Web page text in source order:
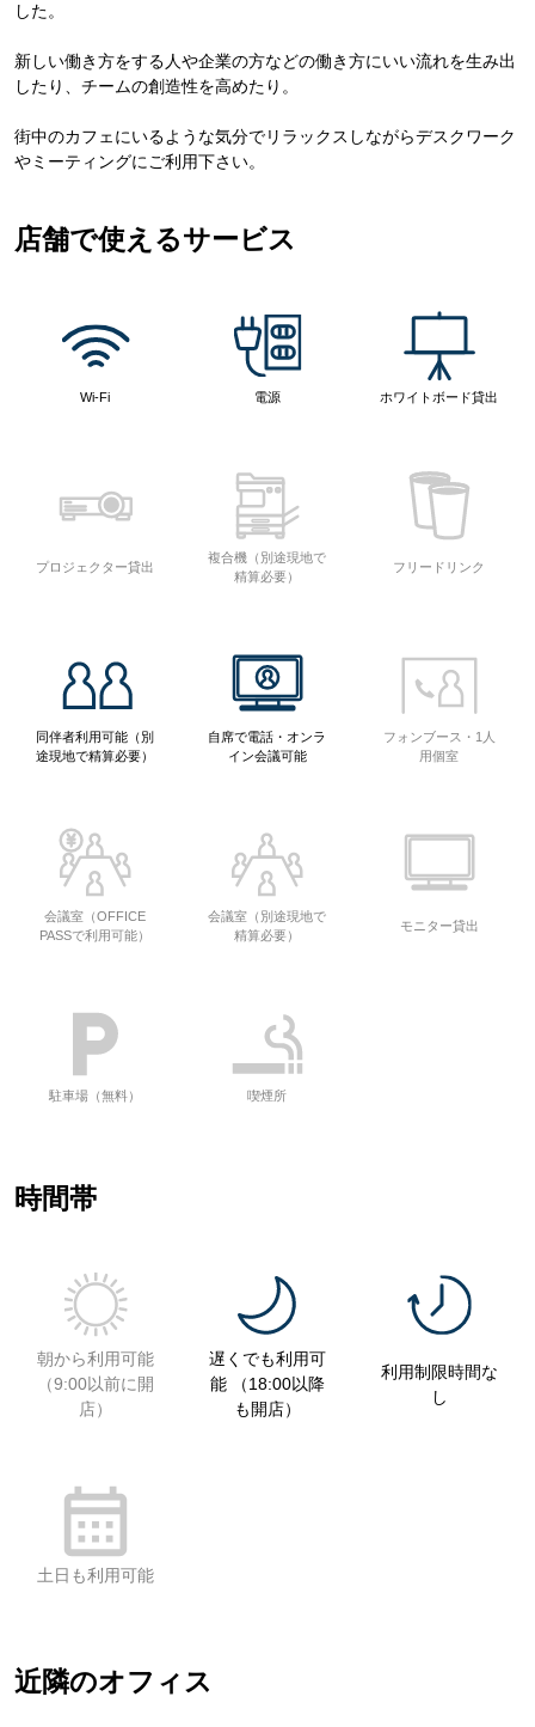
した。
新しい働き方をする人や企業の方などの働き方にいい流れを生み出
したり、チームの創造性を高めたり。
街中のカフェにいるような気分でリラックスしながらデスクワーク
やミーティングにご利用下さい。
店舗で使えるサービス
Wi-Fi 電源 ホワイトボード貸出
プロジェクター貸出
複合機（別途現地で
精算必要）
フリードリンク
同伴者利用可能（別
途現地で精算必要）
自席で電話・オンラ
イン会議可能
フォンブース・1人
用個室
会議室（OFFICE
PASSで利用可能）
会議室（別途現地で
精算必要）
モニター貸出
駐車場（無料） 喫煙所
時間帯
朝から利用可能
（9:00以前に開
店）
遅くでも利用可
能 （18:00以降
も開店）
利用制限時間な
し
土日も利用可能
近隣のオフィス